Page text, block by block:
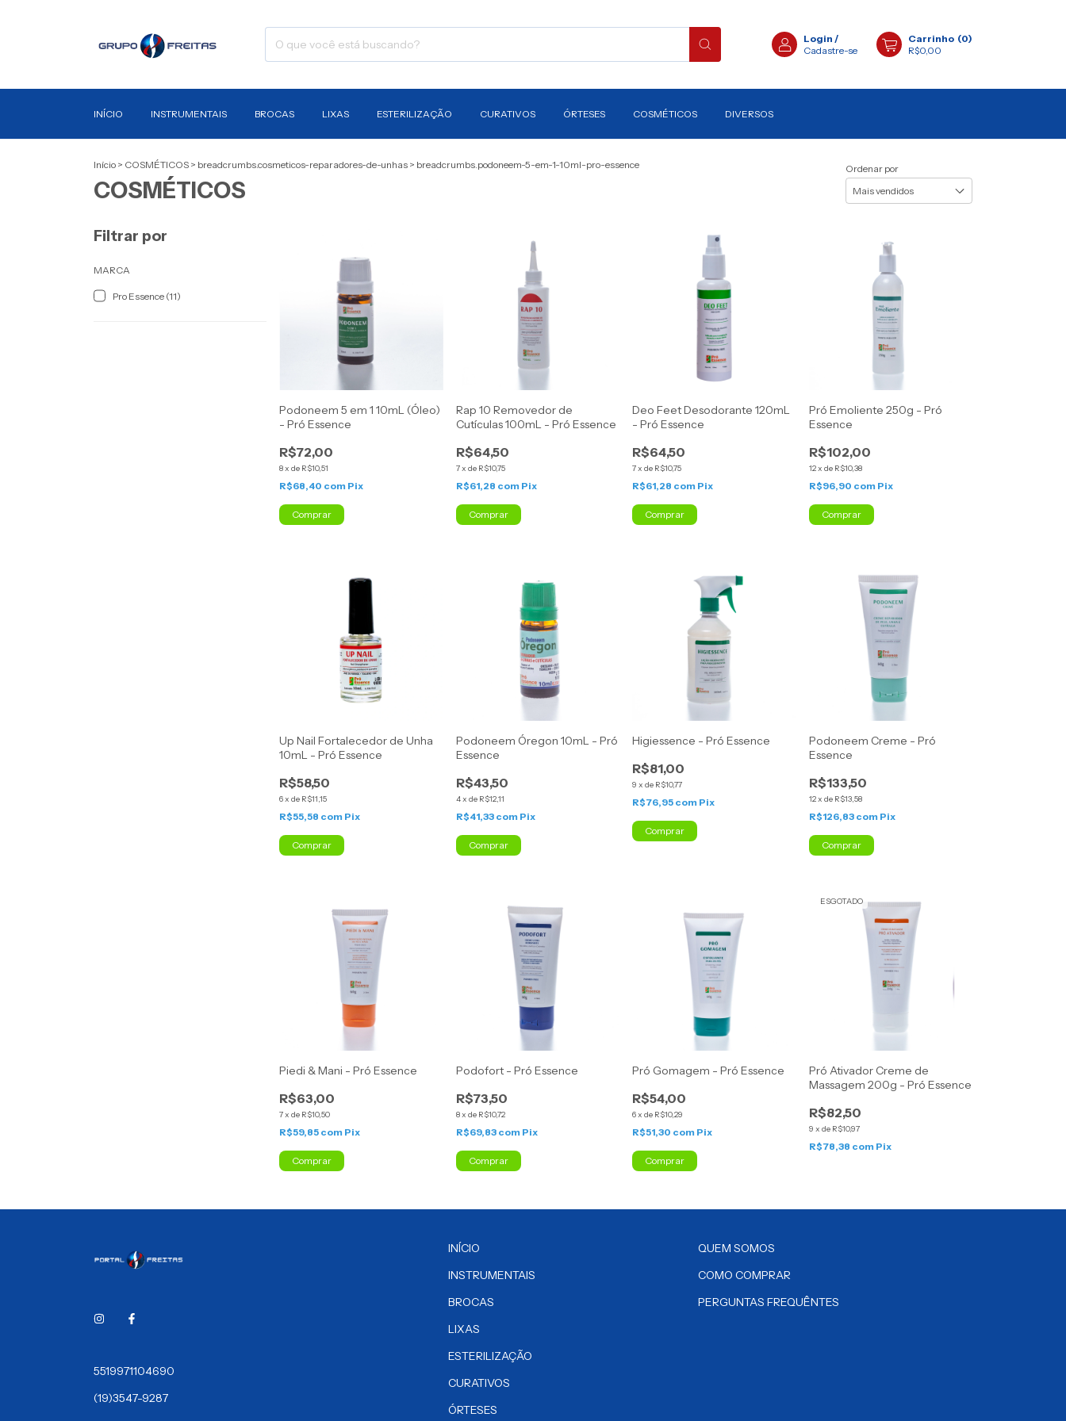
Login /
Cadastre-se
Carrinho (0)
R$0,00
INÍCIO INSTRUMENTAIS BROCAS LIXAS ESTERILIZAÇÃO CURATIVOS ÓRTESES COSMÉTICOS DIVERSOS
Início > COSMÉTICOS > breadcrumbs.cosmeticos-reparadores-de-unhas > breadcrumbs.podoneem-5-em-1-10ml-pro-essence
COSMÉTICOS
Ordenar por
Filtrar por
MARCA
Pro Essence (11)
Podoneem 5 em 1 10mL (Óleo)
- Pró Essence
R$72,00
8xde R$10,51
R$68,40 com Pix
Rap 10 Removedor de
Cutículas 100mL - Pró Essence
R$64,50
7x de R$10,75
R$61,28 com Pix
Deo Feet Desodorante 120mL
- Pró Essence
R$64,50
7xde R$10,75
R$61,28 com Pix
Pró Emoliente 250g - Pró
Essence
R$102,00
12x de R$10,38
R$96,90 com Pix
Up Nail Fortalecedor de Unha
10mL - Pró Essence
R$58,50
6xde R$11,15
R$55,58 com Pix
Podoneem Óregon 10mL - Pró
Essence
R$43,50
4x de R$12,11
R$41,33 com Pix
Higiessence - Pró Essence
R$81,00
9 xde R$10,77
R$76,95 com Pix
Comprar
Podoneem Creme - Pró
Essence
R$133,50
12x de R$13,58
R$126,83 com Pix
Comprar
Piedi & Mani - Pró Essence
R$63,00
7xde R$10,50
R$59,85 com Pix
Comprar
Podofort - Pró Essence
R$73,50
8x de R$10,72
R$69,83 com Pix
Comprar
Pró Gomagem - Pró Essence
R$54,00
6xde R$10,29
R$51,30 com Pix
Comprar
ESGOTADO
Pró Ativador Creme de
Massagem 200g - Pró Essence
R$82,50
9 x de R$10,97
R$78,38 com Pix
5519971104690
(19)3547-9287
INÍCIO
INSTRUMENTAIS
BROCAS
LIXAS
ESTERILIZAÇÃO
CURATIVOS
ÓRTESES
QUEM SOMOS
COMO COMPRAR
PERGUNTAS FREQUÊNTES